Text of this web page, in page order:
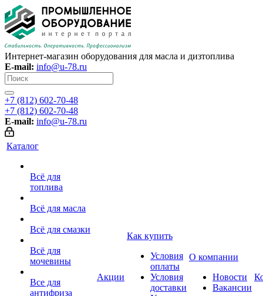
Интернет-магазин оборудования для масла и дизтоплива
E-mail: info@u-78.ru
+7 (812) 602-70-48
+7 (812) 602-70-48
E-mail: info@u-78.ru
Каталог
Всё для
топлива
Всё для масла
Всё для смазки
Всё для
мочевины
Все для
антифриза
Акции
Как купить
Условия
оплаты
Условия
доставки
О компании
Новости
Вакансии